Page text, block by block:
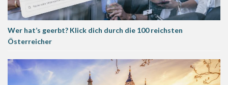
Wer hat’s geerbt? Klick dich durch die 100 reichsten
Österreicher